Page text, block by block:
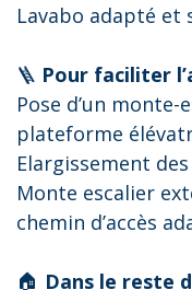
Lavabo adapté et
🪜 Pour faciliter
Pose d’un monte-
plateforme
Elargissement
Monte escalier
chemin d’accès
🏠 Dans le reste